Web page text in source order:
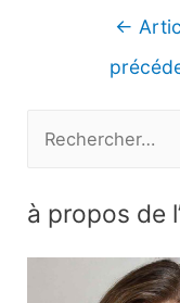
←
h
à propos de